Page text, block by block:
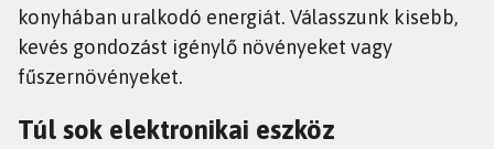
konyhában uralkodó energiát. Válasszunk kisebb,
kevés gondozást igénylő növényeket vagy
fűszernövényeket.
Túl sok elektronikai eszköz